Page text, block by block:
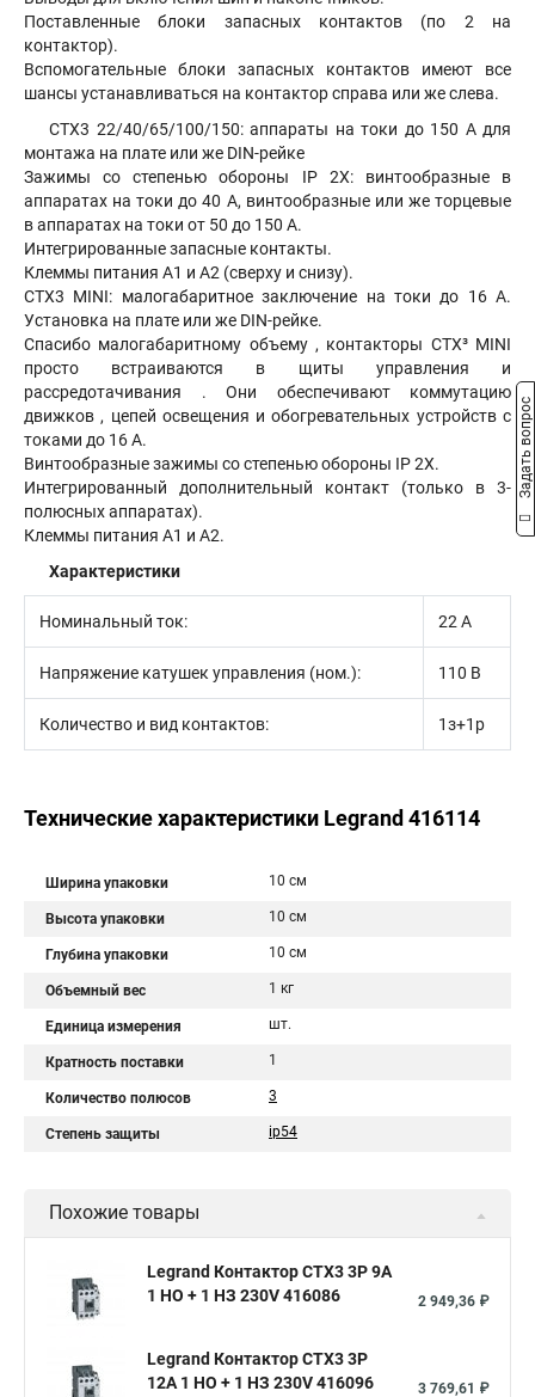
Поставленные блоки запасных контактов (по 2 на
контактор).
Вспомогательные блоки запасных контактов имеют все
шансы устанавливаться на контактор справа или же слева.
CTX3 22/40/65/100/150: аппараты на токи до 150 A для
монтажа на плате или же DIN-рейке
Зажимы со степенью обороны IP 2X: винтообразные в
аппаратах на токи до 40 A, винтообразные или же торцевые
в аппаратах на токи от 50 до 150 A.
Интегрированные запасные контакты.
Клеммы питания A1 и A2 (сверху и снизу).
CTX3 MINI: малогабаритное заключение на токи до 16 A.
Установка на плате или же DIN-рейке.
Спасибо малогабаритному объему , контакторы CTX³ MINI
просто встраиваются в щиты управления и
рассредотачивания . Они обеспечивают коммутацию
движков , цепей освещения и обогревательных устройств с
токами до 16 А.
Винтообразные зажимы со степенью обороны IP 2X.
Интегрированный дополнительный контакт (только в 3-
полюсных аппаратах).
Клеммы питания A1 и A2.
Характеристики
Номинальный ток: 22 А
Напряжение катушек управления (ном.): 110 В
Количество и вид контактов: 1з+1р
Технические характеристики Legrand 416114
Ширина упаковки 10 см
Высота упаковки 10 см
Глубина упаковки 10 см
Объемный вес 1 кг
Единица измерения шт.
Кратность поставки 1
Количество полюсов 3
Степень защиты ip54
Похожие товары
Legrand Контактор CTX3 3P 9A
1 НО + 1 НЗ 230V 416086
2 949,36 ₽
Legrand Контактор CTX3 3P
12A 1 НО + 1 НЗ 230V 416096
3 769,61 ₽
Задать вопрос